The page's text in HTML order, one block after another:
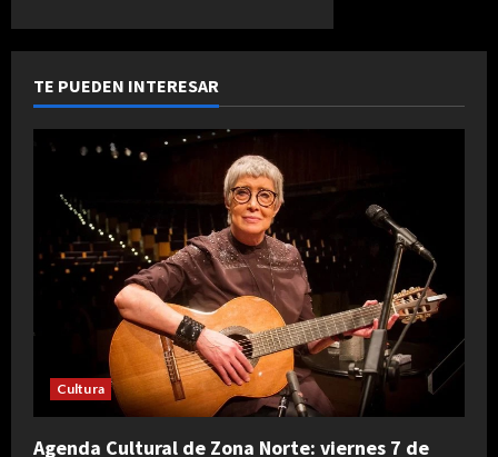
TE PUEDEN INTERESAR
Cultura
Agenda Cultural de Zona Norte: viernes 7 de